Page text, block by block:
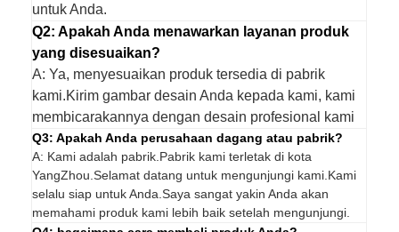
untuk Anda.
Q2: Apakah Anda menawarkan layanan produk
yang disesuaikan?
A: Ya, menyesuaikan produk tersedia di pabrik
kami.Kirim gambar desain Anda kepada kami, kami
membicarakannya dengan desain profesional kami
Q3: Apakah Anda perusahaan dagang atau pabrik?
A: Kami adalah pabrik.Pabrik kami terletak di kota
YangZhou.Selamat datang untuk mengunjungi kami.Kami
selalu siap untuk Anda.Saya sangat yakin Anda akan
memahami produk kami lebih baik setelah mengunjungi.